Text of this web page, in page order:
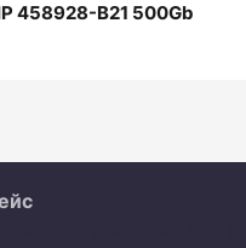
458928-B21 500Gb